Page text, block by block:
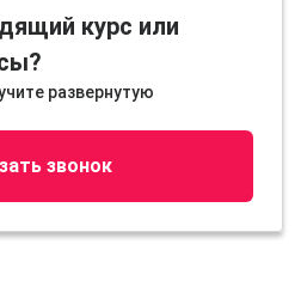
курс или
развернутую
звонок